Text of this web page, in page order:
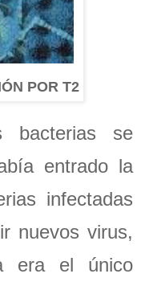
POR T2
se
entrado la
infectadas
nuevos virus,
era el único